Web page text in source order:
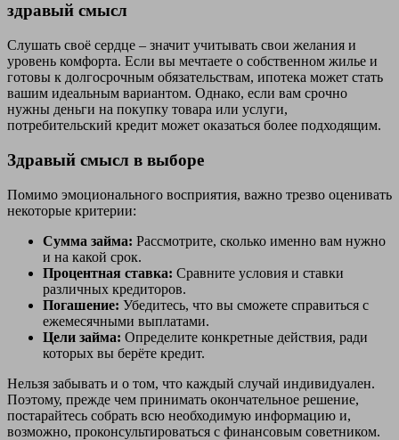
здравый смысл
Слушать своё сердце – значит учитывать свои желания и
уровень комфорта. Если вы мечтаете о собственном жилье и
готовы к долгосрочным обязательствам, ипотека может стать
вашим идеальным вариантом. Однако, если вам срочно
нужны деньги на покупку товара или услуги,
потребительский кредит может оказаться более подходящим.
Здравый смысл в выборе
Помимо эмоционального восприятия, важно трезво оценивать
некоторые критерии:
Сумма займа: Рассмотрите, сколько именно вам нужно
и на какой срок.
Процентная ставка: Сравните условия и ставки
различных кредиторов.
Погашение: Убедитесь, что вы сможете справиться с
ежемесячными выплатами.
Цели займа: Определите конкретные действия, ради
которых вы берёте кредит.
Нельзя забывать и о том, что каждый случай индивидуален.
Поэтому, прежде чем принимать окончательное решение,
постарайтесь собрать всю необходимую информацию и,
возможно, проконсультироваться с финансовым советником.